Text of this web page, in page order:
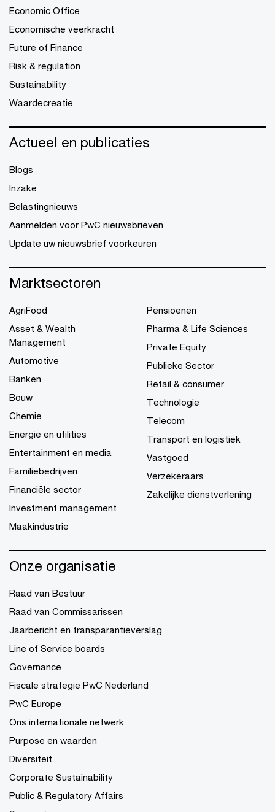
Economic Office
Economische veerkracht
Future of Finance
Risk & regulation
Sustainability
Waardecreatie
Actueel en publicaties
Blogs
Inzake
Belastingnieuws
Aanmelden voor PwC nieuwsbrieven
Update uw nieuwsbrief voorkeuren
Marktsectoren
AgriFood
Asset & Wealth
Management
Automotive
Banken
Bouw
Chemie
Energie en utilities
Entertainment en media
Familiebedrijven
Financiële sector
Investment management
Maakindustrie
Pensioenen
Pharma & Life Sciences
Private Equity
Publieke Sector
Retail & consumer
Technologie
Telecom
Transport en logistiek
Vastgoed
Verzekeraars
Zakelijke dienstverlening
Onze organisatie
Raad van Bestuur
Raad van Commissarissen
Jaarbericht en transparantieverslag
Line of Service boards
Governance
Fiscale strategie PwC Nederland
PwC Europe
Ons internationale netwerk
Purpose en waarden
Diversiteit
Corporate Sustainability
Public & Regulatory Affairs